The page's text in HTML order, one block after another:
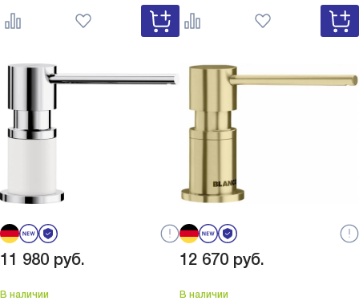
Lato черный матовый 525789
11 980 руб.
В наличии
12 670 руб.
В наличии